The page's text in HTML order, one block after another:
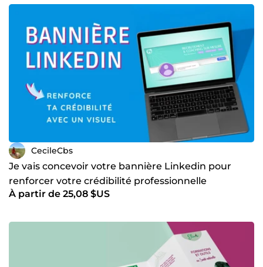
CecileCbs
Je vais concevoir votre bannière Linkedin pour
renforcer votre crédibilité professionnelle
À partir de 25,08 $US